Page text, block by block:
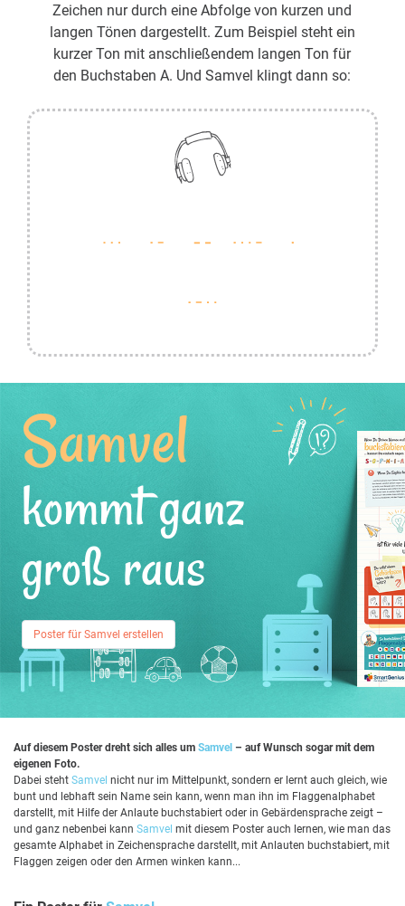
Zeichen nur durch eine Abfolge von kurzen und
langen Tönen dargestellt. Zum Beispiel steht ein
kurzer Ton mit anschließendem langen Ton für
den Buchstaben A. Und Samvel klingt dann so:
Samvel
kommt ganz
groß raus
Poster für Samvel erstellen
Auf diesem Poster dreht sich alles um Samvel – auf Wunsch sogar mit dem
eigenen Foto.
Dabei steht Samvel nicht nur im Mittelpunkt, sondern er lernt auch gleich, wie
bunt und lebhaft sein Name sein kann, wenn man ihn im Flaggenalphabet
darstellt, mit Hilfe der Anlaute buchstabiert oder in Gebärdensprache zeigt –
und ganz nebenbei kann Samvel mit diesem Poster auch lernen, wie man das
gesamte Alphabet in Zeichensprache darstellt, mit Anlauten buchstabiert, mit
Flaggen zeigen oder den Armen winken kann...